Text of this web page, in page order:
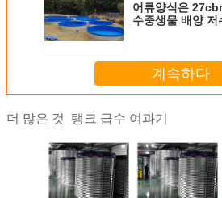
어류양식은
수중생물 배양 저
계속하다
더 많은 것 탱크 급수 여과기